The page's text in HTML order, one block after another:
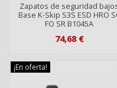
Zapatos de seguridad
Base K-Skip S3S ESD HRO
FO SR B1045A
74,68 €
¡En oferta!